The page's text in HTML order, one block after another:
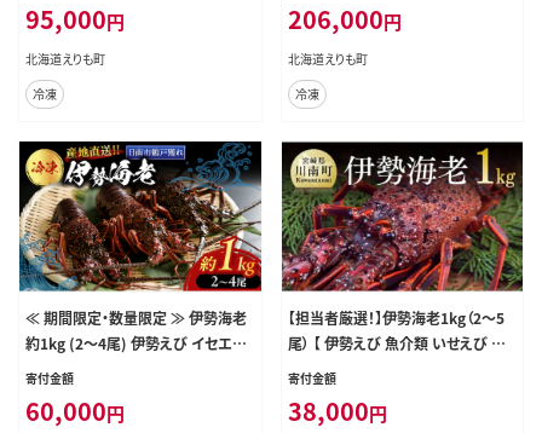
95,000円
北海道えりも町
冷凍
206,000円
北海道えりも町
冷凍
≪ 期間限定・数量限定 ≫ 伊勢海老
約1kg (2～4尾) 伊勢えび イセエビ
海鮮 海産物 鮮魚 魚介 産地直送 新
Q 天然 おすすめ お取り寄せ グルメ
寄付金額
60,000円
【担当者厳選！】伊勢海老1kg（2～5
尾） 【 伊勢えび 魚介類 いせえび 海
産物 宮崎県産 国産 】［B04402］
寄付金額
38,000円